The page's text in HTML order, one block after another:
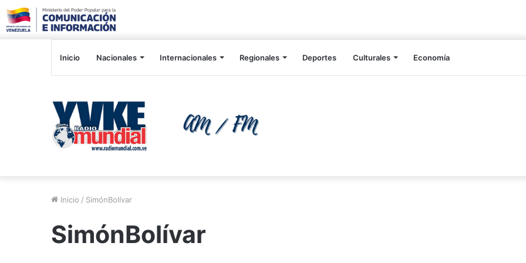
Inicio Nacionales Internacionales Regionales Deportes Culturales Economía
Inicio / SimónBolívar
SimónBolívar